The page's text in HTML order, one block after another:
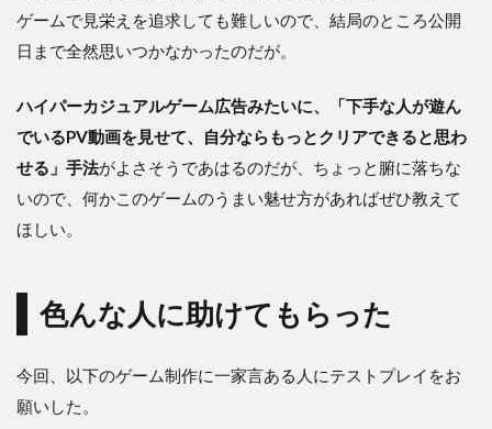
ゲームで見栄えを追求しても難しいので、結局のところ公開
日まで全然思いつかなかったのだが。
ハイパーカジュアルゲーム広告みたいに、「下手な人が遊ん
でいるPV動画を見せて、自分ならもっとクリアできると思わ
せる」手法がよさそうであはるのだが、ちょっと腑に落ちな
いので、何かこのゲームのうまい魅せ方があればぜひ教えて
ほしい。
色んな人に助けてもらった
今回、以下のゲーム制作に一家言ある人にテストプレイをお
願いした。